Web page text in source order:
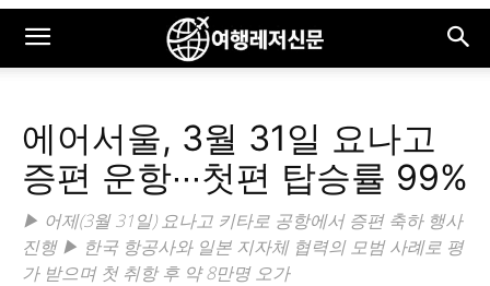
에어서울, 3월 31일 요나고
증편 운항∙∙∙첫편 탑승률 99%
▶ 어제(3월 31일) 요나고 키타로 공항에서 증편 축하 행사
진행 ▶ 한국 항공사와 일본 지자체 협력의 모범 사례로 평
가 받으며 첫 취항 후 약 8만명 오가